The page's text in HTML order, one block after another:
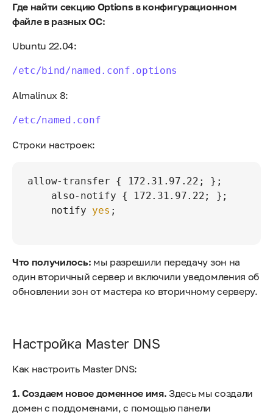
Где найти секцию Options в конфигурационном
файле в разных ОС:
Ubuntu 22.04:
/etc/bind/named.conf.options
Almalinux 8:
/etc/named.conf
Строки настроек:
allow-transfer { 172.31.97.22; };
    also-notify { 172.31.97.22; };
    notify
yes ;
Что получилось: мы разрешили передачу зон на
один вторичный сервер и включили уведомления об
обновлении зон от мастера ко вторичному серверу.
Настройка Master DNS
Как настроить Master DNS:
1. Создаем новое доменное имя. Здесь мы создали
домен с поддоменами, с помощью панели